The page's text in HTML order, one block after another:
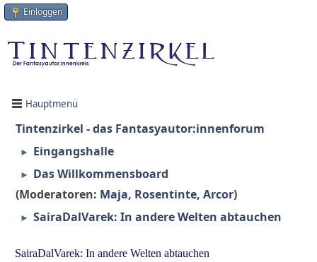
Einloggen
Hauptmenü
Tintenzirkel - das Fantasyautor:innenforum
► Eingangshalle
►
Das Willkommensboard
(Moderatoren: Maja, Rosentinte, Arcor)
► SairaDalVarek: In andere Welten abtauchen
SairaDalVarek: In andere Welten abtauchen